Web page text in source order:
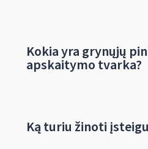
Kokia yra grynųjų
apskaitymo tvarka?
Ką turiu žinoti